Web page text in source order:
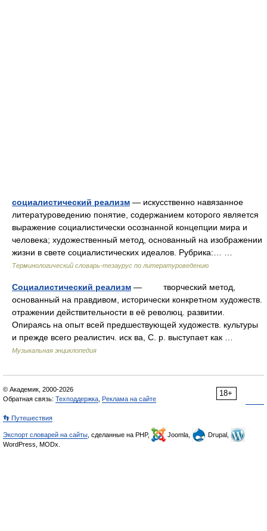
социалистический реализм — искусственно навязанное
литературоведению понятие, содержанием которого является
выражение социалистически осознанной концепции мира и
человека; художественный метод, основанный на изображении
жизни в свете социалистических идеалов. Рубрика:… …
Терминологический словарь-тезаурус по литературоведению
Социалистический реализм — творческий метод,
основанный на правдивом, исторически конкретном художеств.
отражении действительности в её революц. развитии.
Опираясь на опыт всей предшествующей художеств. культуры
и прежде всего реалистич. иcк ва, С. р. выступает как …
Музыкальная энциклопедия
18+
© Академик, 2000-2026
Обратная связь: Техподдержка Реклама на сайте
👣 Путешествия
Экспорт словарей на сайты , сделанные на PHP, Joomla,
Drupal,
WordPress, MODx.